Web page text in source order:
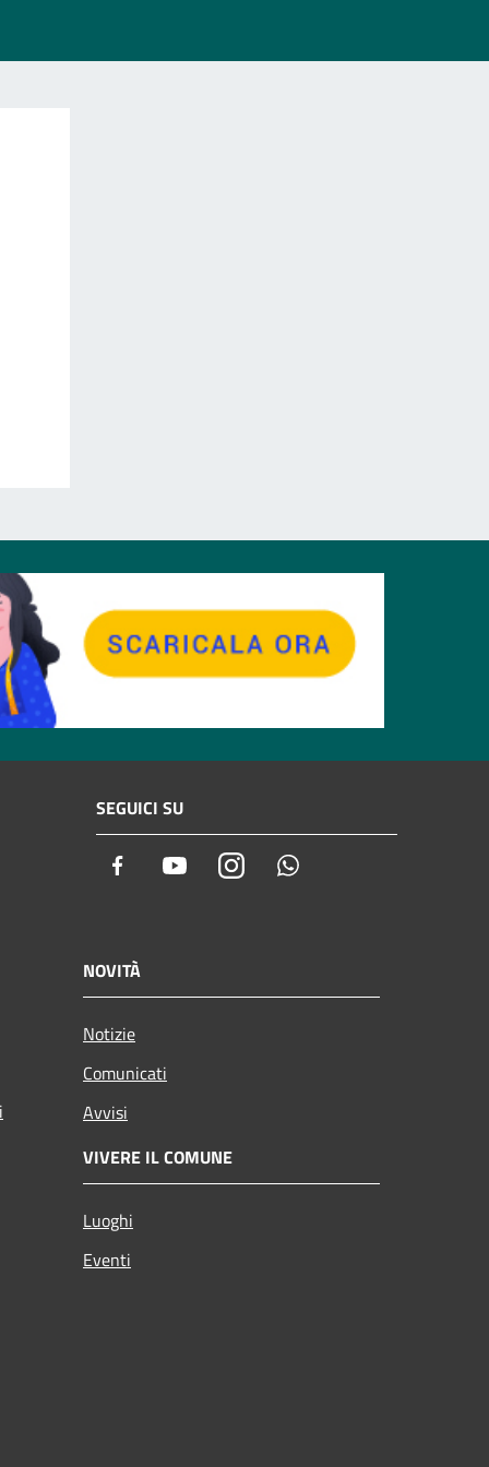
SEGUICI SU
Facebook YoutubeInstagram
NOVITÀ
Notizie
Comunicati
Avvisi
VIVERE IL COMUNE
Luoghi
Eventi